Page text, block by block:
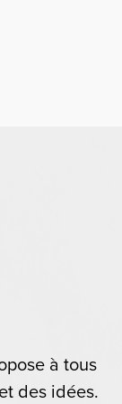
à tous
des idées.